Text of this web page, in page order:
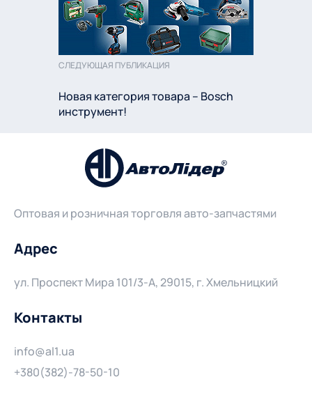
СЛЕДУЮЩАЯ ПУБЛИКАЦИЯ
Новая категория товара – Bosch
инструмент!
Оптовая и розничная торговля авто-запчастями
Адрес
ул. Проспект Мира 101/3-А, 29015, г. Хмельницкий
Контакты
info@al1.ua
+380(382)-78-50-10